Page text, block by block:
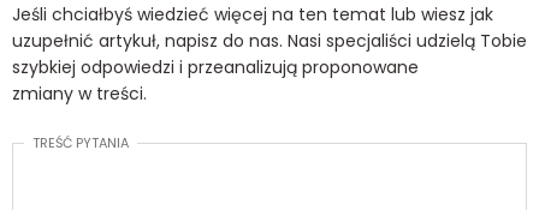
Jeśli chciałbyś wiedzieć więcej na ten temat lub wiesz jak
uzupełnić artykuł, napisz do nas. Nasi specjaliści udzielą Tobie
szybkiej odpowiedzi i przeanalizują proponowane
zmiany w treści.
TREŚĆ PYTANIA